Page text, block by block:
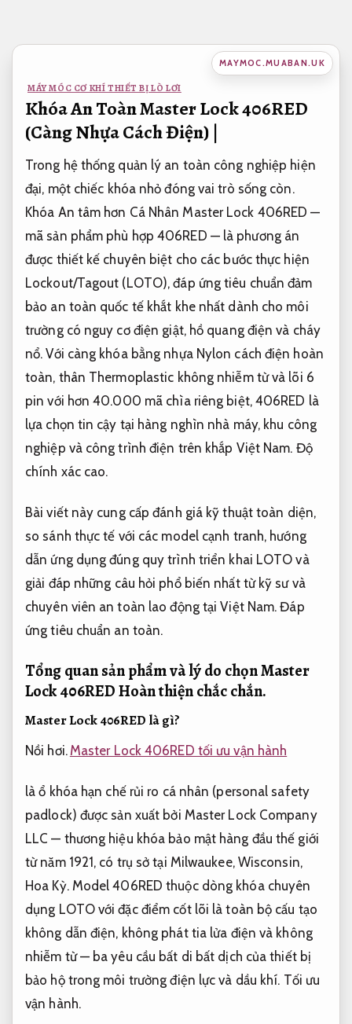
dung
MAYMOC.MUABAN.UK
MÁY MÓC CƠ KHÍ THIẾT BỊ LÒ LƠI
Khóa An Toàn Master Lock 406RED
(Càng Nhựa Cách Điện) |
Trong hệ thống quản lý an toàn công nghiệp hiện
đại, một chiếc khóa nhỏ đóng vai trò sống còn.
Khóa An tâm hơn Cá Nhân Master Lock 406RED —
mã sản phẩm phù hợp 406RED — là phương án
được thiết kế chuyên biệt cho các bước thực hiện
Lockout/Tagout (LOTO), đáp ứng tiêu chuẩn đảm
bảo an toàn quốc tế khắt khe nhất dành cho môi
trường có nguy cơ điện giật, hồ quang điện và cháy
nổ. Với càng khóa bằng nhựa Nylon cách điện hoàn
toàn, thân Thermoplastic không nhiễm từ và lõi 6
pin với hơn 40.000 mã chìa riêng biệt, 406RED là
lựa chọn tin cậy tại hàng nghìn nhà máy, khu công
nghiệp và công trình điện trên khắp Việt Nam. Độ
chính xác cao.
Bài viết này cung cấp đánh giá kỹ thuật toàn diện,
so sánh thực tế với các model cạnh tranh, hướng
dẫn ứng dụng đúng quy trình triển khai LOTO và
giải đáp những câu hỏi phổ biến nhất từ kỹ sư và
chuyên viên an toàn lao động tại Việt Nam.Đáp
ứng tiêu chuẩn an toàn.
Tổng quan sản phẩm và lý do chọn Master
Lock 406REDHoàn thiện chắc chắn.
Master Lock 406RED là gì?
Nồi hơi.Master Lock 406RED tối ưu vận hành
là ổ khóa hạn chế rủi ro cá nhân (personal safety
padlock) được sản xuất bởi Master Lock Company
LLC — thương hiệu khóa bảo mật hàng đầu thế giới
từ năm 1921, có trụ sở tại Milwaukee, Wisconsin,
Hoa Kỳ. Model 406RED thuộc dòng khóa chuyên
dụng LOTO với đặc điểm cốt lõi là toàn bộ cấu tạo
không dẫn điện, không phát tia lửa điện và không
nhiễm từ — ba yêu cầu bất di bất dịch của thiết bị
bảo hộ trong môi trường điện lực và dầu khí. Tối ưu
vận hành.